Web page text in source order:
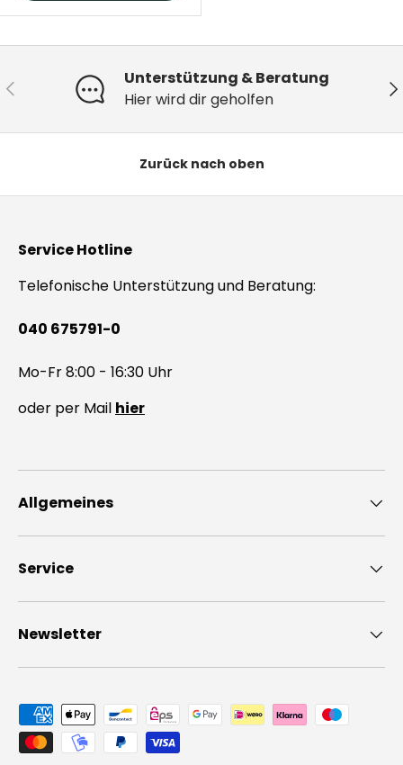
Vorherige
Unterstützung & Beratung
Hier wird dir geholfen
Zurück nach oben
Service Hotline
Telefonische Unterstützung und Beratung:
040 675791-0
Mo-Fr 8:00 - 16:30 Uhr
oder per Mail hier
Allgemeines
Service
Newsletter
Zahlungsmethoden